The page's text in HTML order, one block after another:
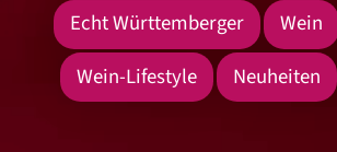
Echt Württemberger Wein
Wein-Lifestyle
Neuheiten